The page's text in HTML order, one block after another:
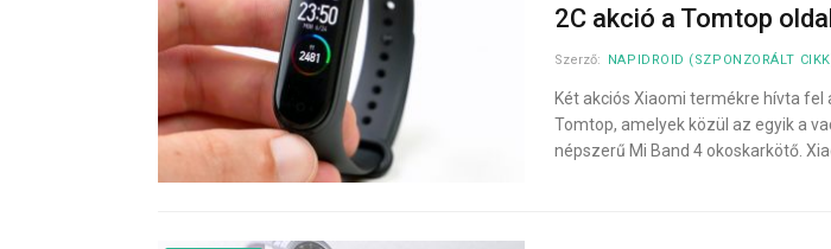
2C akció a Tomtop
Szerző: NAPIDROID (SZPONZORÁLT
Két akciós Xiaomi termékre hívta fel
Tomtop, amelyek közül az egyik a
népszerű Mi Band 4 okoskarkötő.